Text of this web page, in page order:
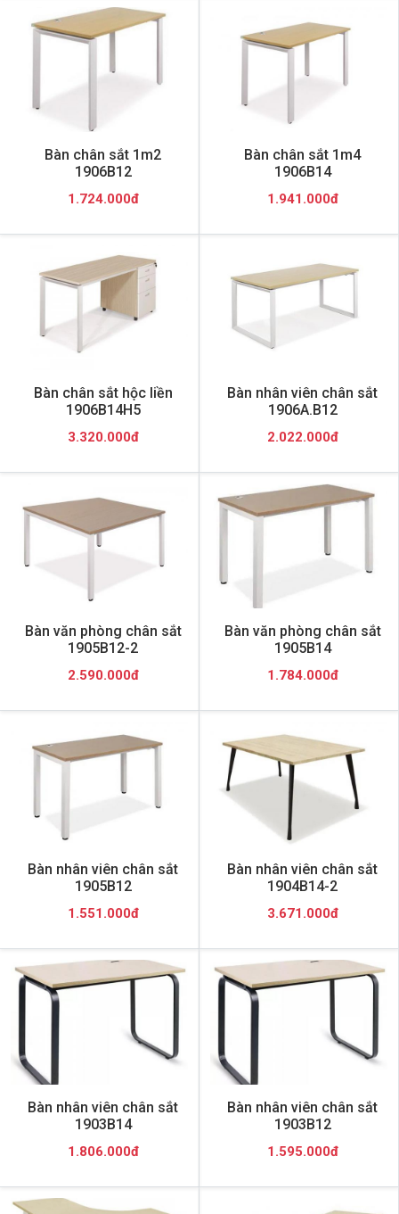
Bàn chân sắt 1m2
1906B12
1.724.000đ
Bàn chân sắt 1m4
1906B14
1.941.000đ
Bàn chân sắt hộc liền
1906B14H5
3.320.000đ
Bàn nhân viên chân sắt
1906A.B12
2.022.000đ
Bàn văn phòng chân sắt
1905B12-2
2.590.000đ
Bàn văn phòng chân sắt
1905B14
1.784.000đ
Bàn nhân viên chân sắt
1905B12
1.551.000đ
Bàn nhân viên chân sắt
1904B14-2
3.671.000đ
Bàn nhân viên chân sắt
1903B14
1.806.000đ
Bàn nhân viên chân sắt
1903B12
1.595.000đ